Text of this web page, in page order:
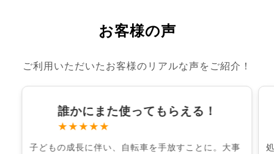
お客様の声
ご利用いただいたお客様のリアルな声をご紹介！
誰かにまた使ってもらえる！
★★★★★
子どもの成長に伴い、自転車を手放すことに。大事